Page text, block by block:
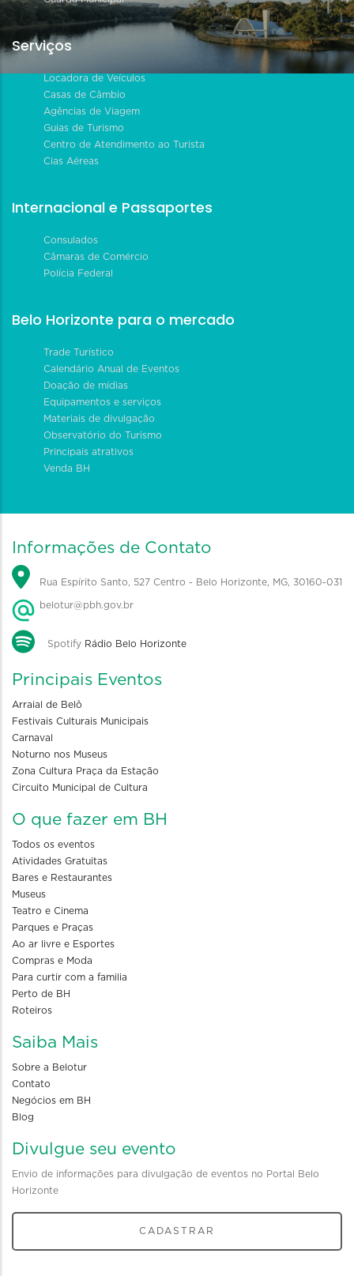
Serviços
Locadora de Veículos
Casas de Câmbio
Agências de Viagem
Guias de Turismo
Centro de Atendimento ao Turista
Cias Aéreas
Internacional e Passaportes
Consulados
Câmaras de Comércio
Polícia Federal
Belo Horizonte para o mercado
Trade Turístico
Calendário Anual de Eventos
Doação de mídias
Equipamentos e serviços
Materiais de divulgação
Observatório do Turismo
Principais atrativos
Venda BH
Informações de Contato
Rua Espírito Santo, 527 Centro - Belo Horizonte, MG, 30160-031
belotur@pbh.gov.br
Spotify Rádio Belo Horizonte
Principais Eventos
Arraial de Belô
Festivais Culturais Municipais
Carnaval
Noturno nos Museus
Zona Cultura Praça da Estação
Circuito Municipal de Cultura
O que fazer em BH
Todos os eventos
Atividades Gratuitas
Bares e Restaurantes
Museus
Teatro e Cinema
Parques e Praças
Ao ar livre e Esportes
Compras e Moda
Para curtir com a familia
Perto de BH
Roteiros
Saiba Mais
Sobre a Belotur
Contato
Negócios em BH
Blog
Divulgue seu evento
Envio de informações para divulgação de eventos no Portal Belo
Horizonte
CADASTRAR